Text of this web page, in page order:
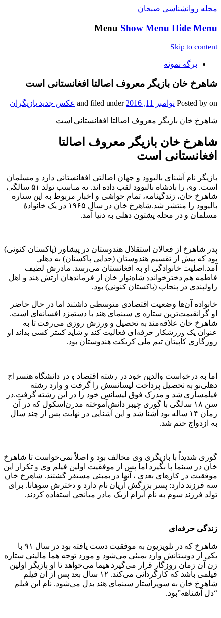
مجله روانشناسی صبحان
Menu Show Menu Hide Menu
Skip to content
برگه نمونه
شاهرخ خان بازیگر معروف اصالتا افغانستانی است
Posted by on نوامبر 11, 2016 and filed under عکس جدید بازیگران
شاهرخ خان بازیگر معروف اصالتا افغانستانی است
شاهرخ خان بازیگر معروف اصالتا
افغانستانی است
بازیگر نام آشنای بالیوود و جهان اصالتی افغانستانی دارد و مسلمان
است. وی را پادشاه بالیوود لقب داده اند. به مناسب تولد ۵۱ سالگی
شاهرخ خان، زندگینامه، تمام حواشی و اخبار مربوط به این ستاره
بالیوود را منتشر شد.شاهرخ خان در سال ۱۹۶۵ در یک خانوادهٔ
مسلمان و در محله پشتون دهلی به دنیا آمد.
پدر شاهرخ از فعالان استقلال هندوستان در پیشاور (پاکستان کنونی)
بود که پیش از تقسیم هندوستان (جدایی پاکستان) به دهلی
آمد.اصلیت خانوادگی او به افغانستان می‌رسد. مادرش لطیف
فاطمه هم دخترخوانده شاه‌نواز خان از فرماندهان ارتش هند و اهل
راولپندی در پنجاب (پاکستان کنونی) بود.
خانواده آن‌ها وضعیت اقتصادی متوسطی داشتند اما در حال حاضر
او گرانقیمت‌ترین ستاره ی سینمای هند با دستمزد افسانه‌ای است.
شاهرخ خان علاقه‌مند به تحصیل و ورزش روزی می‌رفت تا به
عنوان یک ورزشکار حرفه‌ای فعالیت کند و شاید کمتر کسی بداند او
روزگاری کاپیتان تیم ملی کریکت هندوستان بود.
اما به درخواست والدین خود در رشته اقتصاد و در دانشگاه هنسراج
دهلی‌نو به تحصیل پرداخت لیسانسش را گرفت و وارد رشته
فیلمسازی شد و مدرک فوق لیسانس خود را در این رشته گرفت.در
سن ۱۸ سالگی با گوری چیبر دانش‌آموخته مدرن‌اسکول که در آن
زمان ۱۴ ساله بود آشنا شد و این آشنایی در نهایت پس از چند سال
به ازدواج ختم شد.
گوری شدیداً با بازیگری وی مخالف بود و اصلاً نمی‌خواست تا شاهرخ
خان در سینما پا بگیرد اما پس از موفقیت اولین فیلم وی و تکرار این
موفقیت در کارهای بعدی ، آنها در بمبئی مستقر گشتند. شاهرخ خان
سه فرزند دارد: پسر بزرگش آریان نام دارد و دخترش سوهانا. برای
تولد فرزند سوم به نام آبرام ازیک مادر میانجی استفاده کردند.
زندگی حرفه‌ای
شاهرخ که در تلویزیون به موفقیت دست یافته بود در سال ۹۱ با
یکی از دوستانش وارد بمبئی می‌شود و مورد توجه هما مالینی ستاره
زن آن زمان روزگار قرار می‌گیرد هیما می‌خواهد تا او بازیگر اولین
فیلمی باشد که کارگردانی می‌کند. ۱۲ سال بعد پس از آن فیلم
شاهرخ خان به سوپراستار سینمای هند بدل می‌شود. نام این فیلم
“دل آشناهه”بود.